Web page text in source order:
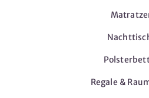
Regale &